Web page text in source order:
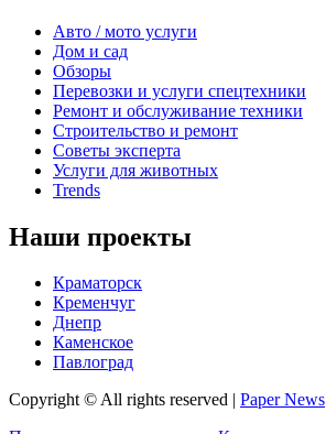
Авто / мото услуги
Дом и сад
Обзоры
Перевозки и услуги спецтехники
Ремонт и обслуживание техники
Строительство и ремонт
Советы эксперта
Услуги для животных
Trends
Наши проекты
Краматорск
Кременчуг
Днепр
Каменское
Павлоград
Copyright © All rights reserved
Paper News